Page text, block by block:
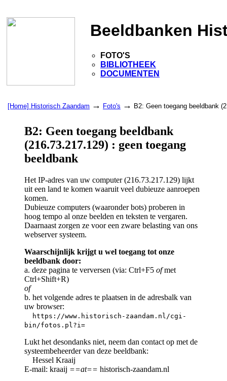
Beeldbanken
FOTO'S
BIBLIOTHEEK
DOCUMENTEN
[Home] Historisch Zaandam → Foto's → B2: Geen toegang beeldbank
B2: Geen toegang beeldbank
(216.73.217.129) : geen toegang
beeldbank
Het IP-adres van uw computer (216.73.217.129) lijkt
uit een land te komen waaruit veel dubieuze aanroepen
komen.
Dubieuze computers (waaronder bots) proberen in
hoog tempo al onze beelden en teksten te vergaren.
Daarnaast zorgen ze voor een zware belasting van ons
webserver systeem.
Waarschijnlijk krijgt u wel toegang tot onze
beeldbank door:
a. deze pagina te verversen (via: Ctrl+F5 ofmet
Ctrl+Shift+R)
of
b. het volgende adres te plaatsen in de adresbalk van
uw browser:
https://www.historisch-zaandam.nl/cgi-
bin/fotos.pl?i=
Lukt het desondanks niet, neem dan contact op met de
systeembeheerder van deze beeldbank:
Hessel Kraaij
E-mail: kraaij ==at== historisch-zaandam.nl